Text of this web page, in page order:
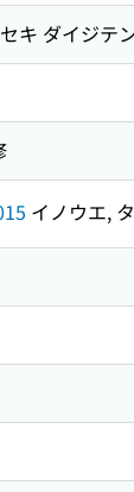
キ ダイジテ
イノウエ,